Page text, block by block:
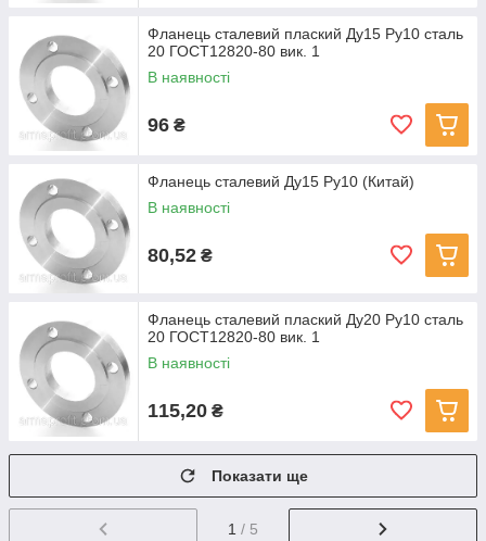
Фланець сталевий плаский Ду15 Ру10 сталь
20 ГОСТ12820-80 вик. 1
В наявності
96 ₴
Фланець сталевий Ду15 Ру10 (Китай)
В наявності
80,52 ₴
Фланець сталевий плаский Ду20 Ру10 сталь
20 ГОСТ12820-80 вик. 1
В наявності
115,20 ₴
Показати ще
1 / 5